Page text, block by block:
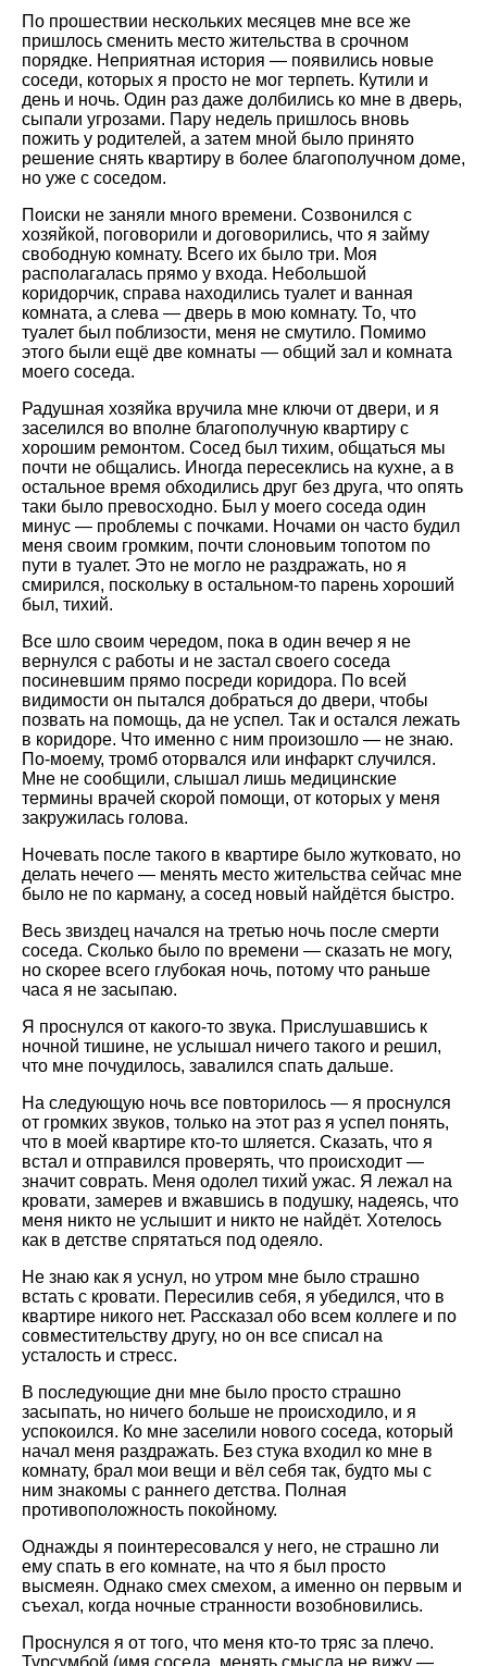
По прошествии нескольких месяцев мне все же
пришлось сменить место жительства в срочном
порядке. Неприятная история — появились новые
соседи, которых я просто не мог терпеть. Кутили и
день и ночь. Один раз даже долбились ко мне в дверь,
сыпали угрозами. Пару недель пришлось вновь
пожить у родителей, а затем мной было принято
решение снять квартиру в более благополучном доме,
но уже с соседом.
Поиски не заняли много времени. Созвонился с
хозяйкой, поговорили и договорились, что я займу
свободную комнату. Всего их было три. Моя
располагалась прямо у входа. Небольшой
коридорчик, справа находились туалет и ванная
комната, а слева — дверь в мою комнату. То, что
туалет был поблизости, меня не смутило. Помимо
этого были ещё две комнаты — общий зал и комната
моего соседа.
Радушная хозяйка вручила мне ключи от двери, и я
заселился во вполне благополучную квартиру с
хорошим ремонтом. Сосед был тихим, общаться мы
почти не общались. Иногда пересеклись на кухне, а в
остальное время обходились друг без друга, что опять
таки было превосходно. Был у моего соседа один
минус — проблемы с почками. Ночами он часто будил
меня своим громким, почти слоновьим топотом по
пути в туалет. Это не могло не раздражать, но я
смирился, поскольку в остальном-то парень хороший
был, тихий.
Все шло своим чередом, пока в один вечер я не
вернулся с работы и не застал своего соседа
посиневшим прямо посреди коридора. По всей
видимости он пытался добраться до двери, чтобы
позвать на помощь, да не успел. Так и остался лежать
в коридоре. Что именно с ним произошло — не знаю.
По-моему, тромб оторвался или инфаркт случился.
Мне не сообщили, слышал лишь медицинские
термины врачей скорой помощи, от которых у меня
закружилась голова.
Ночевать после такого в квартире было жутковато, но
делать нечего — менять место жительства сейчас мне
было не по карману, а сосед новый найдётся быстро.
Весь звиздец начался на третью ночь после смерти
соседа. Сколько было по времени — сказать не могу,
но скорее всего глубокая ночь, потому что раньше
часа я не засыпаю.
Я проснулся от какого-то звука. Прислушавшись к
ночной тишине, не услышал ничего такого и решил,
что мне почудилось, завалился спать дальше.
На следующую ночь все повторилось — я проснулся
от громких звуков, только на этот раз я успел понять,
что в моей квартире кто-то шляется. Сказать, что я
встал и отправился проверять, что происходит —
значит соврать. Меня одолел тихий ужас. Я лежал на
кровати, замерев и вжавшись в подушку, надеясь, что
меня никто не услышит и никто не найдёт. Хотелось
как в детстве спрятаться под одеяло.
Не знаю как я уснул, но утром мне было страшно
встать с кровати. Пересилив себя, я убедился, что в
квартире никого нет. Рассказал обо всем коллеге и по
совместительству другу, но он все списал на
усталость и стресс.
В последующие дни мне было просто страшно
засыпать, но ничего больше не происходило, и я
успокоился. Ко мне заселили нового соседа, который
начал меня раздражать. Без стука входил ко мне в
комнату, брал мои вещи и вёл себя так, будто мы с
ним знакомы с раннего детства. Полная
противоположность покойному.
Однажды я поинтересовался у него, не страшно ли
ему спать в его комнате, на что я был просто
высмеян. Однако смех смехом, а именно он первым и
съехал, когда ночные странности возобновились.
Проснулся я от того, что меня кто-то тряс за плечо.
Турсумбой (имя соседа, менять смысла не вижу —